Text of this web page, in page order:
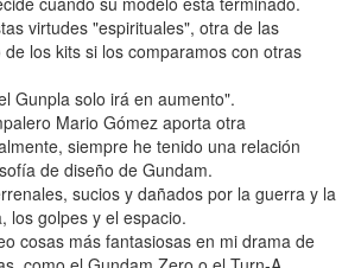
virtudes "espirituales", otra de las
los kits si los comparamos con otras
Gunpla solo irá en aumento".
Mario Gómez aporta otra
siempre he tenido una relación
de diseño de Gundam.
sucios y dañados por la guerra y la
los golpes y el espacio.
cosas más fantasiosas en mi drama de